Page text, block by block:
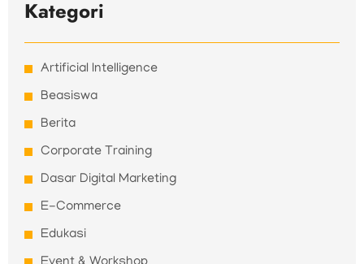
Kategori
Artificial Intelligence
Beasiswa
Berita
Corporate Training
Dasar Digital Marketing
E-Commerce
Edukasi